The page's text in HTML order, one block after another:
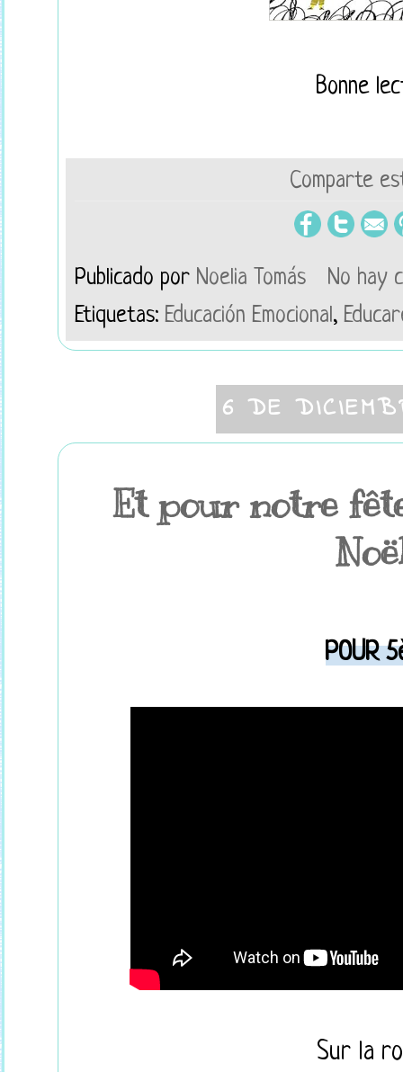
Bonne
Comparte
Publicado por Noelia Tomás
No hay
Etiquetas: Educación Emocional,
6 DE
Et pour notre
POUR
Sur la